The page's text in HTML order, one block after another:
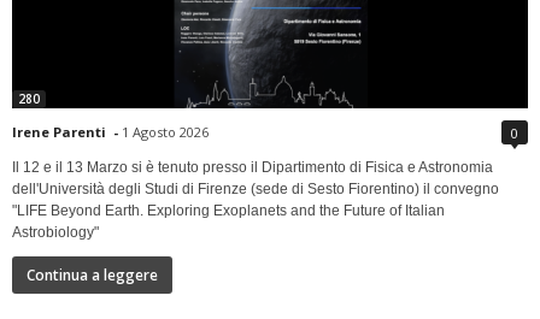
280
Irene Parenti - 1 Agosto 2026 0
Il 12 e il 13 Marzo si è tenuto presso il Dipartimento di Fisica e Astronomia
dell'Università degli Studi di Firenze (sede di Sesto Fiorentino) il convegno
"LIFE Beyond Earth. Exploring Exoplanets and the Future of Italian
Astrobiology"
Continua a leggere